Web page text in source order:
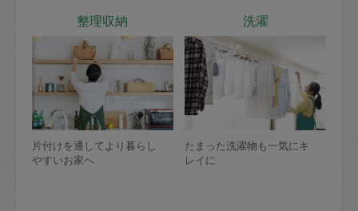
整理収納
片付けを通してより暮らし
やすいお家へ
洗濯
たまった洗濯物も一気にキ
レイに